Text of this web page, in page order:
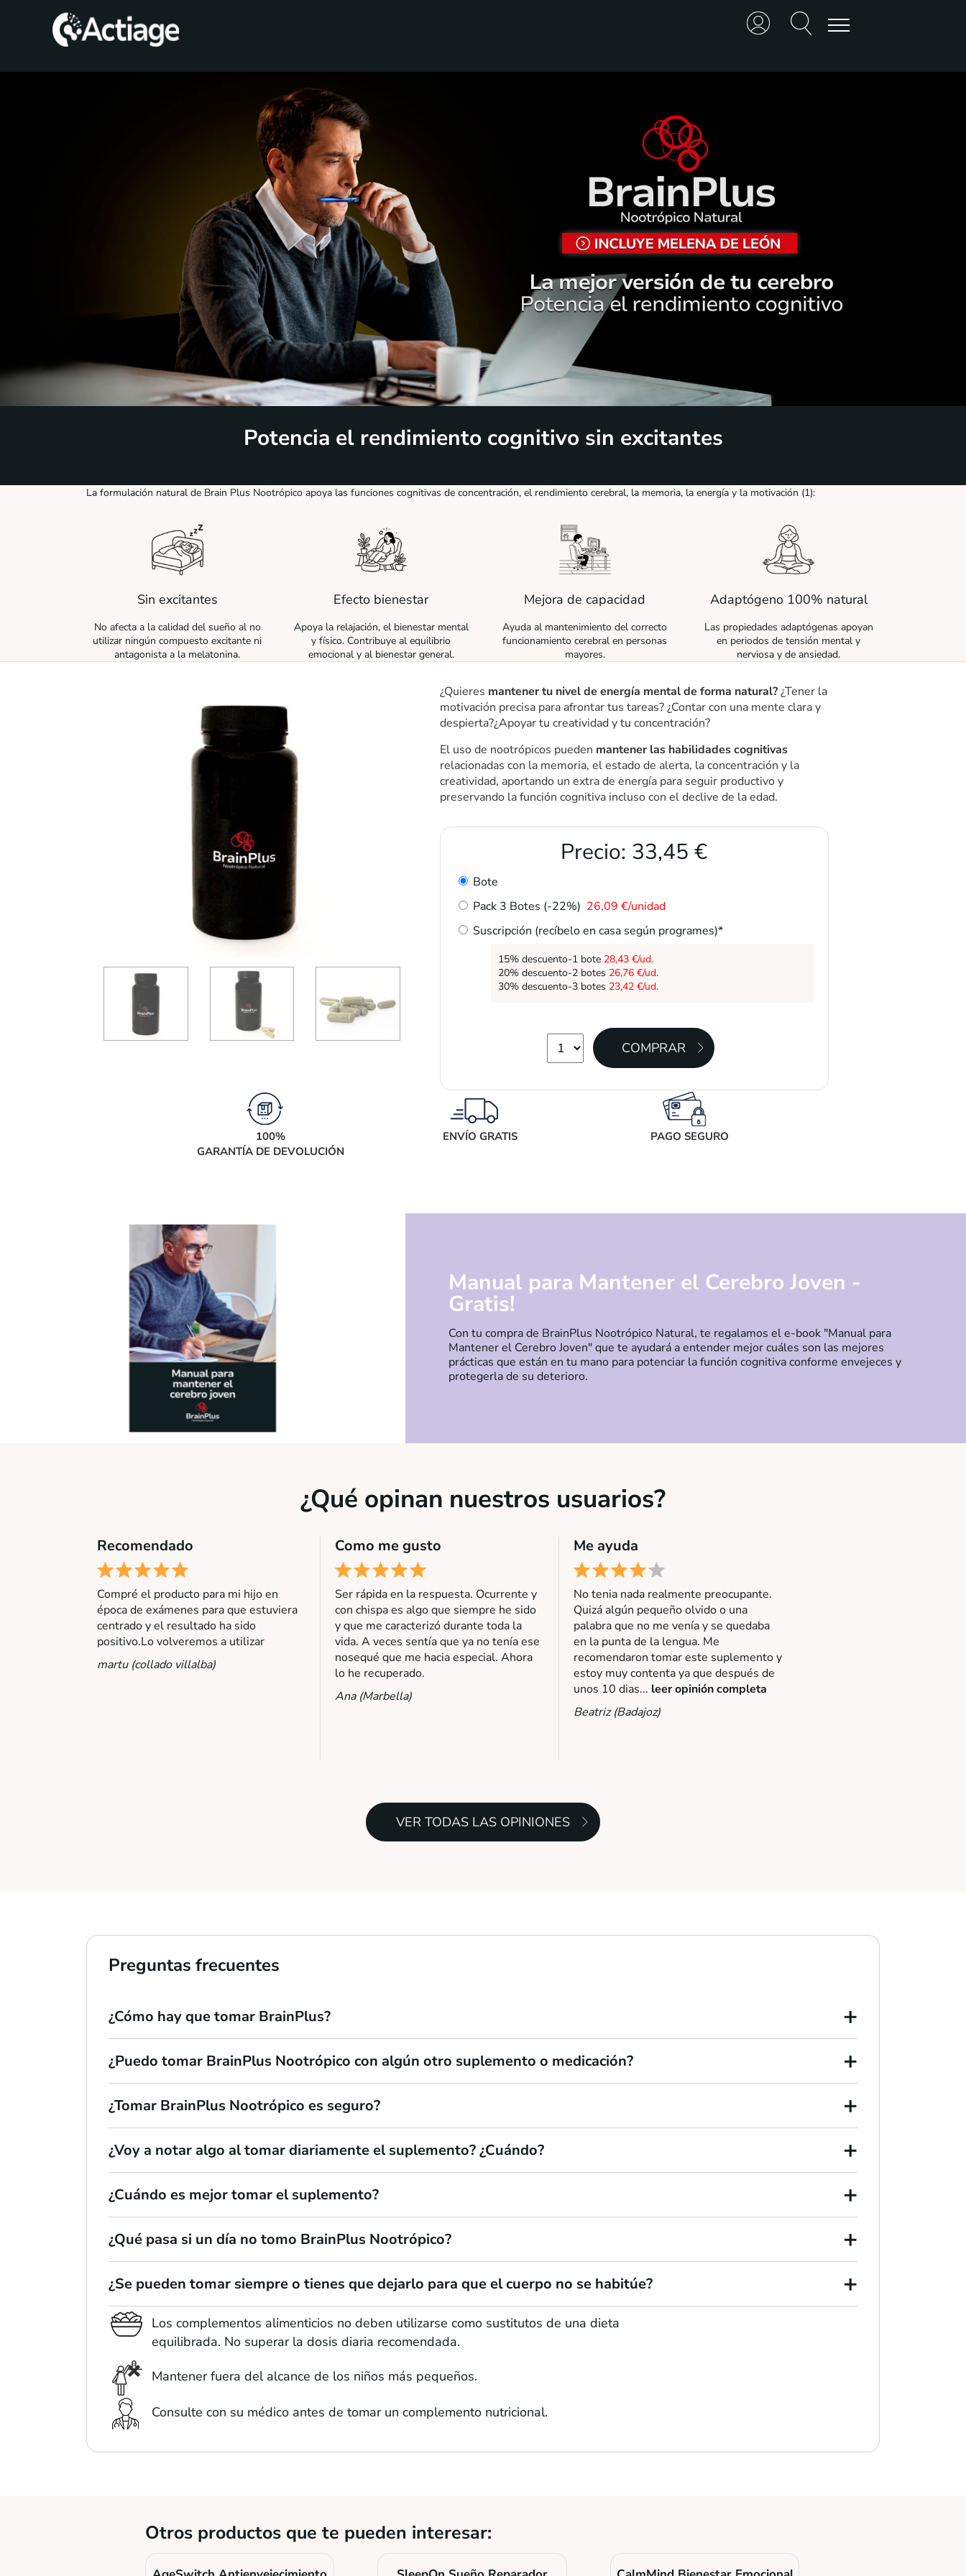
SHOP
Potencia el rendimiento cognitivo sin excitantes
La formulación natural de Brain Plus Nootrópico apoya las funciones cognitivas de concentración, el rendimiento cerebral, la memoria, la energía y la motivación (1):
Sin excitantes
No afecta a la calidad del sueño al no
utilizar ningún compuesto excitante ni
antagonista a la melatonina.
Efecto bienestar
Apoya la relajación, el bienestar mental
y físico. Contribuye al equilibrio
emocional y al bienestar general.
Mejora de capacidad
Ayuda al mantenimiento del correcto
funcionamiento cerebral en personas
mayores.
Adaptógeno 100% natural
Las propiedades adaptógenas apoyan
en periodos de tensión mental y
nerviosa y de ansiedad.
¿Quieres mantener tu nivel de energía mental de forma natural?¿Tener la
motivación precisa para afrontar tus tareas? ¿Contar con una mente clara y
despierta?¿Apoyar tu creatividad y tu concentración?
El uso de nootrópicos pueden mantener las habilidades cognitivas
relacionadas con la memoria, el estado de alerta, la concentración y la
creatividad, aportando un extra de energía para seguir productivo y
preservando la función cognitiva incluso con el declive de la edad.
Precio: 33,45 €
Bote
Pack 3 Botes (-22%) 26,09 €/unidad
Suscripción (recíbelo en casa según programes)*
15% descuento-1 bote 28,43 €/ud.
20% descuento-2 botes 26,76 €/ud.
30% descuento-3 botes 23,42 €/ud.
100%
GARANTÍA DE DEVOLUCIÓN
ENVÍO GRATIS PAGO SEGURO
Manual para Mantener el Cerebro Joven -
Gratis!
Con tu compra de BrainPlus Nootrópico Natural, te regalamos el e-book "Manual para
Mantener el Cerebro Joven" que te ayudará a entender mejor cuáles son las mejores
prácticas que están en tu mano para potenciar la función cognitiva conforme envejeces y
protegerla de su deterioro.
¿Qué opinan nuestros usuarios?
Recomendado
Compré el producto para mi hijo en
época de exámenes para que estuviera
centrado y el resultado ha sido
positivo.Lo volveremos a utilizar
martu (collado villalba)
Como me gusto
Ser rápida en la respuesta. Ocurrente y
con chispa es algo que siempre he sido
y que me caracterizó durante toda la
vida. A veces sentía que ya no tenía ese
nosequé que me hacia especial. Ahora
lo he recuperado.
Ana (Marbella)
Me ayuda
No tenia nada realmente preocupante.
Quizá algún pequeño olvido o una
palabra que no me venía y se quedaba
en la punta de la lengua. Me
recomendaron tomar este suplemento y
estoy muy contenta ya que después de
unos 10 dias... leer opinión completa
Beatriz (Badajoz)
VER TODAS LAS OPINIONES
Preguntas frecuentes
¿Cómo hay que tomar BrainPlus? +
¿Puedo tomar BrainPlus Nootrópico con algún otro suplemento o medicación? +
¿Tomar BrainPlus Nootrópico es seguro? +
¿Voy a notar algo al tomar diariamente el suplemento? ¿Cuándo? +
¿Cuándo es mejor tomar el suplemento? +
¿Qué pasa si un día no tomo BrainPlus Nootrópico? +
¿Se pueden tomar siempre o tienes que dejarlo para que el cuerpo no se habitúe? +
Los complementos alimenticios no deben utilizarse como sustitutos de una dieta
equilibrada. No superar la dosis diaria recomendada.
Mantener fuera del alcance de los niños más pequeños.
Consulte con su médico antes de tomar un complemento nutricional.
Otros productos que te pueden interesar: